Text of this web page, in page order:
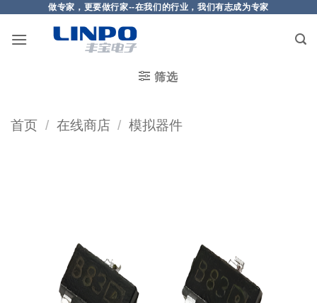
做专家，更要做行家--在我们的行业，我们有志成为专家
筛选
首页 / 在线商店 / 模拟器件